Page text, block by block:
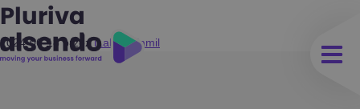
Pluriva
2024-06-18przeziLabs - Kamil